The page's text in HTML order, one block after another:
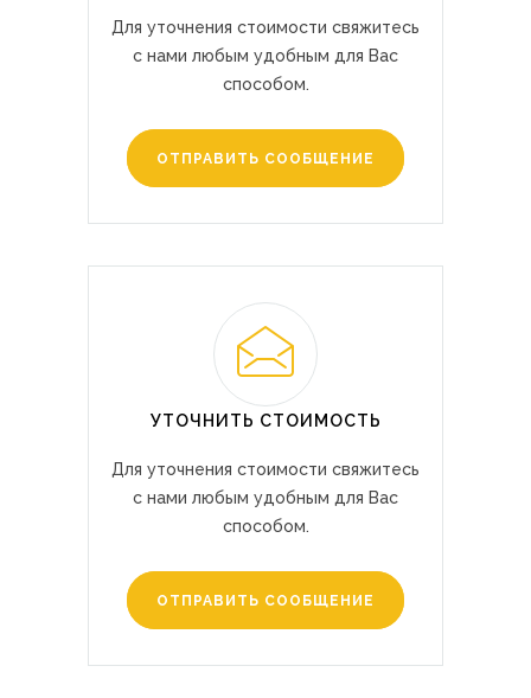
Для уточнения стоимости свяжитесь
с нами любым удобным для Вас
способом.
ОТПРАВИТЬ СООБЩЕНИЕ
УТОЧНИТЬ СТОИМОСТЬ
Для уточнения стоимости свяжитесь
с нами любым удобным для Вас
способом.
ОТПРАВИТЬ СООБЩЕНИЕ